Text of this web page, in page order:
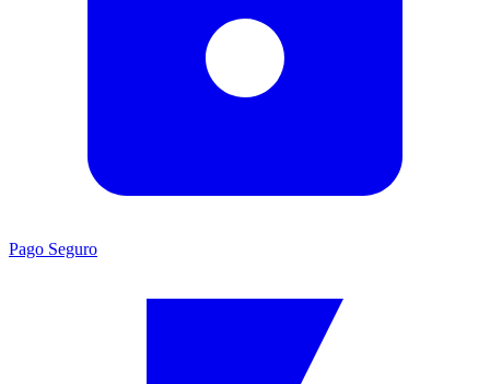
Pago Seguro